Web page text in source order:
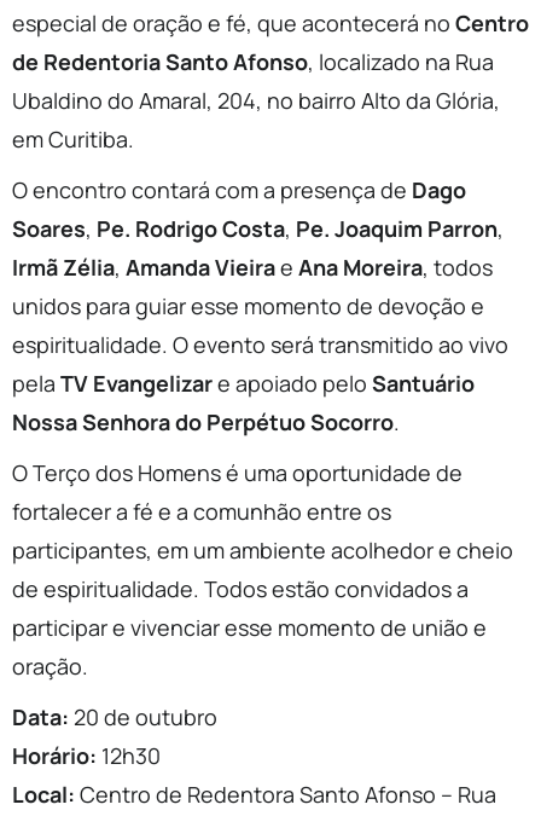
especial de oração e fé, que acontecerá no Centro
de Redentoria Santo Afonso, localizado na Rua
Ubaldino do Amaral, 204, no bairro Alto da Glória,
em Curitiba.
O encontro contará com a presença de Dago
Soares, Pe. Rodrigo Costa, Pe. Joaquim Parron,
Irmã Zélia, Amanda Vieirae Ana Moreira, todos
unidos para guiar esse momento de devoção e
espiritualidade. O evento será transmitido ao vivo
pela TV Evangelizare apoiado pelo Santuário
Nossa Senhora do Perpétuo Socorro.
O Terço dos Homens é uma oportunidade de
fortalecer a fé e a comunhão entre os
participantes, em um ambiente acolhedor e cheio
de espiritualidade. Todos estão convidados a
participar e vivenciar esse momento de união e
oração.
Data: 20 de outubro
Horário: 12h30
Local: Centro de Redentora Santo Afonso – Rua